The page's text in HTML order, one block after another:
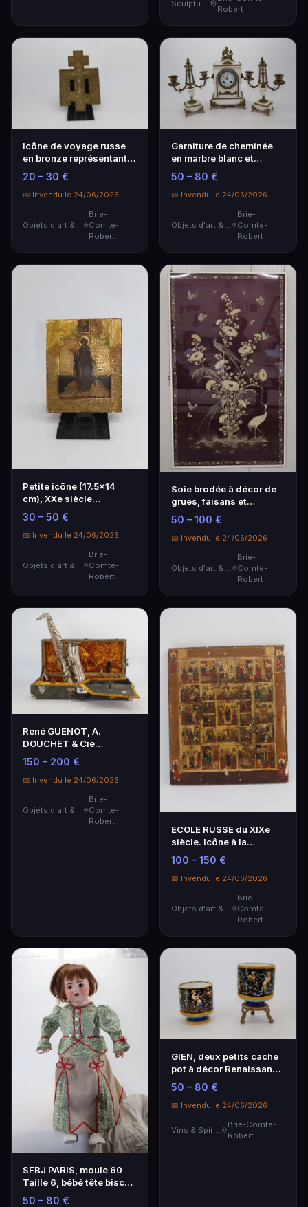
Sculptures
Robert
Icône de voyage russe
en bronze représentant
la croix orthod…
20 – 30 €
📅 Invendu le 24/06/2026
Objets d'art & Curiosités
Brie-
Comte-
Robert
Garniture de cheminée
en marbre blanc et
bronze doré composé…
50 – 80 €
📅 Invendu le 24/06/2026
Objets d'art & Curiosités
Brie-
Comte-
Robert
Petite icône (17.5x14
cm), XXe siècle
(Nombreuses
restaurati…
30 – 50 €
📅 Invendu le 24/06/2026
Brie-
Comte-
Robert
Soie brodée à décor de
grues, faisans et
papillons parmi les…
50 – 100 €
📅 Invendu le 24/06/2026
Objets d'art & Curiosités
Brie-
Comte-
Robert
René GUENOT, A.
DOUCHET & Cie
Successeurs, 90 rue
Rébeval Pa…
150 – 200 €
📅 Invendu le 24/06/2026
Brie-
Comte-
Robert
ECOLE RUSSE du XIXe
siècle. Icône à la
tempera représentant …
100 – 150 €
📅 Invendu le 24/06/2026
Objets d'art & Curiosités
Brie-
Comte-
Robert
SFBJ PARIS, moule 60
Taille 6, bébé tête biscuit
yeux fixe m…
50 – 80 €
GIEN, deux petits cache
pot à décor Renaissance
sur fond noi…
50 – 80 €
📅 Invendu le 24/06/2026
Vins & Spiritueux
Brie-Comte-
Robert